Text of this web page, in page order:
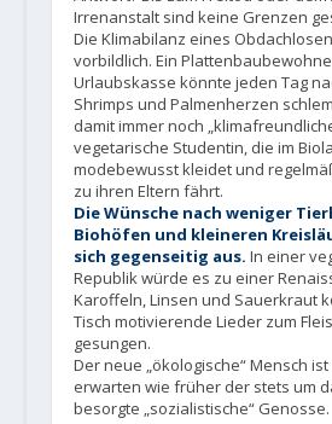
Irrenanstalt sind keine Grenzen
Die Klimabilanz eines
vorbildlich. Ein
Urlaubskasse könnte jeden Tag
Shrimps und Palmenherzen
damit immer noch
vegetarische Studentin, die im
modebewusst kleidet und
zu ihren Eltern fährt.
Die Wünsche nach weniger
Biohöfen und kleineren
sich gegenseitig aus. In einer
Republik würde es zu einer
Karoffeln, Linsen und Sauerkraut
Tisch motivierende Lieder zum
gesungen.
Der neue „ökologische“ Mensch
erwarten wie früher der stets um
besorgte „sozialistische“ Genosse.